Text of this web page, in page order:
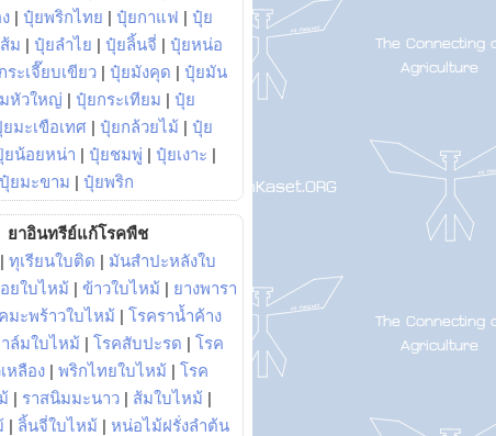
| ปุ๋ยพริกไทย | ปุ๋ยกาแฟ | ปุ๋ย
ม | ปุ๋ยลำไย | ปุ๋ยลิ้นจี่ | ปุ๋ยหน่อ
ระเจี๊ยบเขียว | ปุ๋ยมังคุด | ปุ๋ยมัน
หัวใหญ่ | ปุ๋ยกระเทียม | ปุ๋ย
มะเขือเทศ | ปุ๋ยกล้วยไม้ | ปุ๋ย
ยน้อยหน่า | ปุ๋ยชมพู่ | ปุ๋ยเงาะ |
ปุ๋ยมะขาม | ปุ๋ยพริก
ยาอินทรีย์แก้โรคพืช
| ทุเรียนใบติด | มันสำปะหลังใบ
ยใบไหม้ | ข้าวใบไหม้ | ยางพารา
มะพร้าวใบไหม้ | โรคราน้ำค้าง
ล์มใบไหม้ | โรคสับปะรด | โรค
หลือง | พริกไทยใบไหม้ | โรค
| ราสนิมมะนาว | ส้มใบไหม้ |
| ลิ้นจี่ใบไหม้ | หน่อไม้ฝรั่งลำต้น